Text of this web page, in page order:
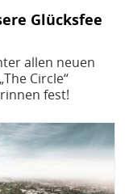
Glücksfee
allen neuen
Circle“
fest!